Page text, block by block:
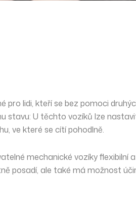
pro lidi, kteří se bez pomoci
stavu: U těchto vozíků lze
, ve které se cítí pohodlně.
mechanické vozíky
posadí, ale také má možnost